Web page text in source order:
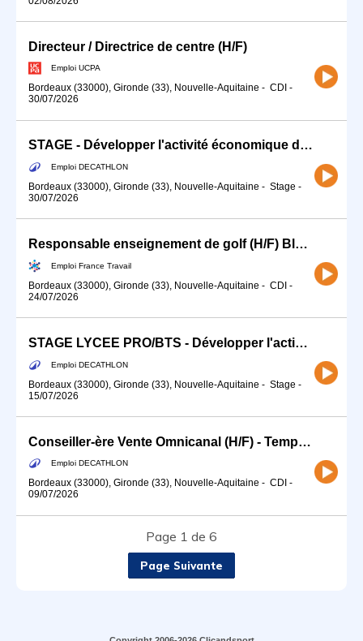
Directeur / Directrice de centre (H/F)
Emploi UCPA
Bordeaux (33000), Gironde (33), Nouvelle-Aquitaine - CDI -
30/07/2026
STAGE - Développer l'activité économique des sports d'eau (H/F)
Emploi DECATHLON
Bordeaux (33000), Gironde (33), Nouvelle-Aquitaine - Stage -
30/07/2026
Responsable enseignement de golf (H/F) Bluegreen de Bordeaux lac (H/F)
Emploi France Travail
Bordeaux (33000), Gironde (33), Nouvelle-Aquitaine - CDI -
24/07/2026
STAGE LYCEE PRO/BTS - Développer l'activité économique des sports d'eau (H/F)
Emploi DECATHLON
Bordeaux (33000), Gironde (33), Nouvelle-Aquitaine - Stage -
15/07/2026
Conseiller-ère Vente Omnicanal (H/F) - Temps partiel
Emploi DECATHLON
Bordeaux (33000), Gironde (33), Nouvelle-Aquitaine - CDI -
09/07/2026
Page 1 de 6
Page Suivante